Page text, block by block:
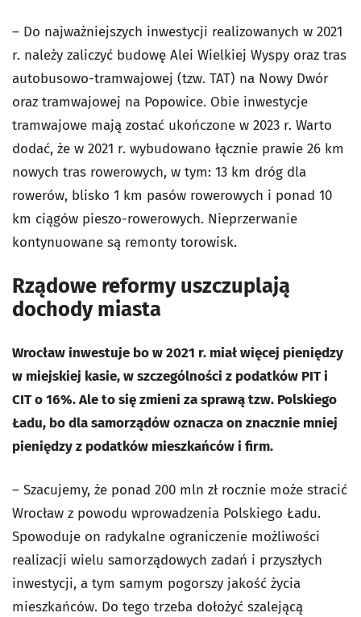
– Do najważniejszych inwestycji realizowanych w 2021
r. należy zaliczyć budowę Alei Wielkiej Wyspy oraz tras
autobusowo-tramwajowej (tzw. TAT) na Nowy Dwór
oraz tramwajowej na Popowice. Obie inwestycje
tramwajowe mają zostać ukończone w 2023 r. Warto
dodać, że w 2021 r. wybudowano łącznie prawie 26 km
nowych tras rowerowych, w tym: 13 km dróg dla
rowerów, blisko 1 km pasów rowerowych i ponad 10
km ciągów pieszo-rowerowych. Nieprzerwanie
kontynuowane są remonty torowisk.
Rządowe reformy uszczuplają
dochody miasta
Wrocław inwestuje bo w 2021 r. miał więcej pieniędzy
w miejskiej kasie, w szczególności z podatków PIT i
CIT o 16%. Ale to się zmieni za sprawą tzw. Polskiego
Ładu, bo dla samorządów oznacza on znacznie mniej
pieniędzy z podatków mieszkańców i firm.
– Szacujemy, że ponad 200 mln zł rocznie może stracić
Wrocław z powodu wprowadzenia Polskiego Ładu.
Spowoduje on radykalne ograniczenie możliwości
realizacji wielu samorządowych zadań i przyszłych
inwestycji, a tym samym pogorszy jakość życia
mieszkańców. Do tego trzeba dołożyć szalejącą